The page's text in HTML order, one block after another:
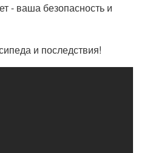
- ваша безопасность и
и последствия!